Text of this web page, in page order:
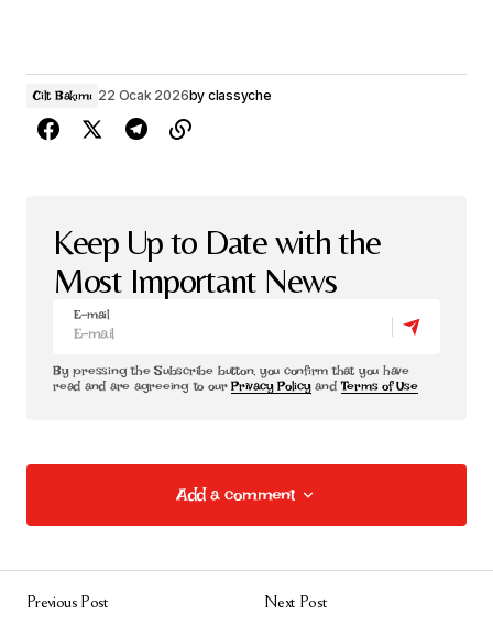
Cilt Bakımı 22 Ocak 2026by classyche
Keep Up to Date with the
Most Important News
E-mail
By pressing the Subscribe button, you confirm that you have
read and are agreeing to ourPrivacy PolicyandTerms of Use
Add a comment
Add a comment
Previous Post
Next Post